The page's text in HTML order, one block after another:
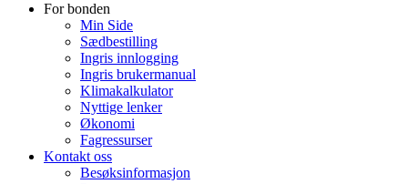
For bonden
Min Side
Sædbestilling
Ingris innlogging
Ingris brukermanual
Klimakalkulator
Nyttige lenker
Økonomi
Fagressurser
Kontakt oss
Besøksinformasjon